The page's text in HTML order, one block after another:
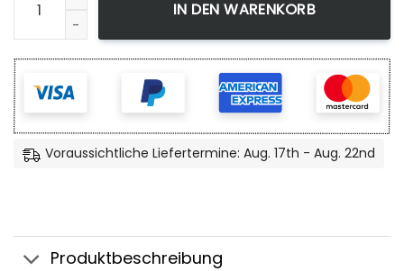
IN DEN WARENKORB
Voraussichtliche Liefertermine: Aug. 17th - Aug. 22nd
Produktbeschreibung